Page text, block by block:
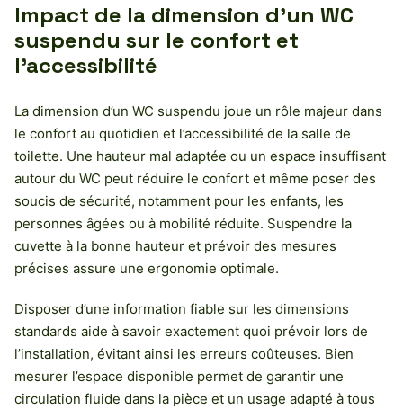
Impact de la dimension d’un WC
suspendu sur le confort et
l’accessibilité
La dimension d’un WC suspendu joue un rôle majeur dans
le confort au quotidien et l’accessibilité de la salle de
toilette. Une hauteur mal adaptée ou un espace insuffisant
autour du WC peut réduire le confort et même poser des
soucis de sécurité, notamment pour les enfants, les
personnes âgées ou à mobilité réduite. Suspendre la
cuvette à la bonne hauteur et prévoir des mesures
précises assure une ergonomie optimale.
Disposer d’une information fiable sur les dimensions
standards aide à savoir exactement quoi prévoir lors de
l’installation, évitant ainsi les erreurs coûteuses. Bien
mesurer l’espace disponible permet de garantir une
circulation fluide dans la pièce et un usage adapté à tous